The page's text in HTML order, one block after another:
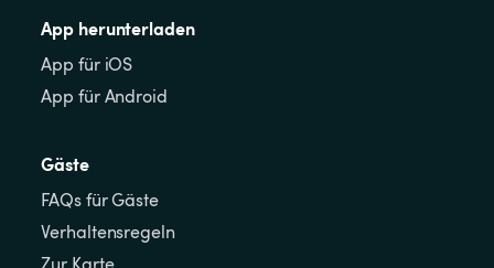
App herunterladen
App für iOS
App für Android
Gäste
FAQs für Gäste
Verhaltensregeln